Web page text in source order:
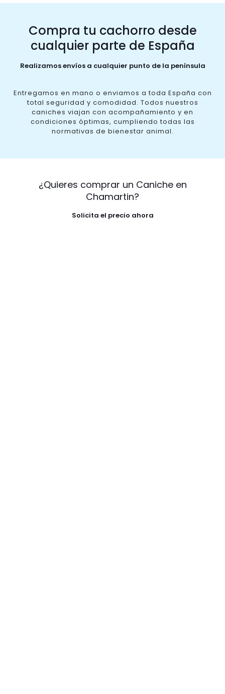
Compra tu cachorro desde
cualquier parte de España
Realizamos envíos a cualquier punto de la península
Entregamos en mano o enviamos a toda España con
total seguridad y comodidad. Todos nuestros
caniches viajan con acompañamiento y en
condiciones óptimas, cumpliendo todas las
normativas de bienestar animal.
¿Quieres comprar un Caniche en
Chamartin?
Solicita el precio ahora